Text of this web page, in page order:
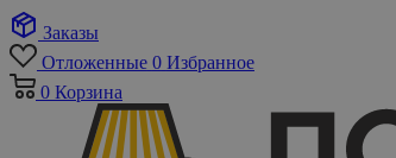
Заказы
Отложенные 0 Избранное
0 Корзина